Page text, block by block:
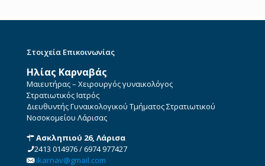
Στοιχεία Επικοινωνίας
Ηλίας Καρναβάς
Μαιευτήρας – Χειρουργός γυναικολόγος
Στρατιωτικός Ιατρός
Διευθυντής Γυναικολογικού Τμήματος Στρατιωτικού
Νοσοκομείου Λάρισας
Ασκληπιού 26, Λάρισα
2413 014976/6974 977427
ikarnav@gmail.com